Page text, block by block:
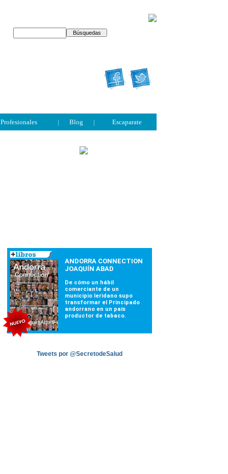
Profesionales | Blog | Escaparate
Tweets por @SecretodeSalud